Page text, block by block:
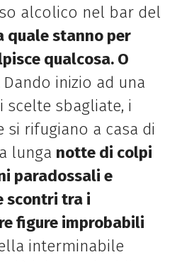
alcolico nel bar del
quale stanno per
qualcosa. O
Dando inizio ad una
scelte sbagliate, i
rifugiano a casa di
lunga notte di colpi
paradossali e
scontri tra i
figure improbabili
interminabile